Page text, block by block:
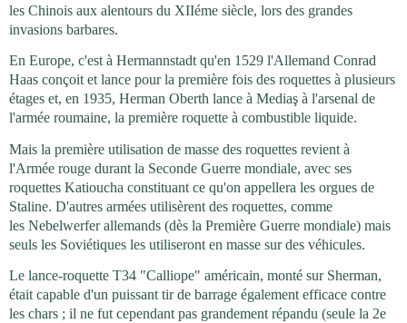
les Chinois aux alentours du XIIéme siècle, lors des grandes
invasions barbares.
En Europe, c'est à Hermannstadt qu'en 1529 l'Allemand Conrad
Haas conçoit et lance pour la première fois des roquettes à plusieurs
étages et, en 1935, Herman Oberth lance à Mediaş à l'arsenal de
l'armée roumaine, la première roquette à combustible liquide.
Mais la première utilisation de masse des roquettes revient à
l'Armée rouge durant la Seconde Guerre mondiale, avec ses
roquettes Katioucha constituant ce qu'on appellera les orgues de
Staline. D'autres armées utilisèrent des roquettes, comme
les Nebelwerfer allemands (dès la Première Guerre mondiale) mais
seuls les Soviétiques les utiliseront en masse sur des véhicules.
Le lance-roquette T34 "Calliope" américain, monté sur Sherman,
était capable d'un puissant tir de barrage également efficace contre
les chars ; il ne fut cependant pas grandement répandu (seule la 2e